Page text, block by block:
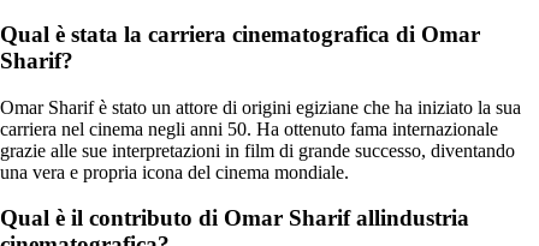
Qual è stata la carriera cinematografica di Omar
Sharif?
Omar Sharif è stato un attore di origini egiziane che ha iniziato la sua
carriera nel cinema negli anni 50. Ha ottenuto fama internazionale
grazie alle sue interpretazioni in film di grande successo, diventando
una vera e propria icona del cinema mondiale.
Qual è il contributo di Omar Sharif allindustria